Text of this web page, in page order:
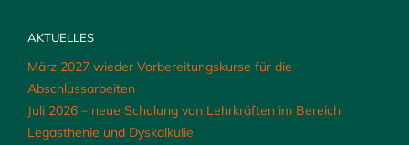
AKTUELLES
März 2027 wieder Vorbereitungskurse für die
Abschlussarbeiten
Juli 2026 – neue Schulung von Lehrkräften im Bereich
Legasthenie und Dyskalkulie